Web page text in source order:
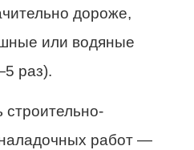
дороже,
или водяные
раз).
строительно-
работ —